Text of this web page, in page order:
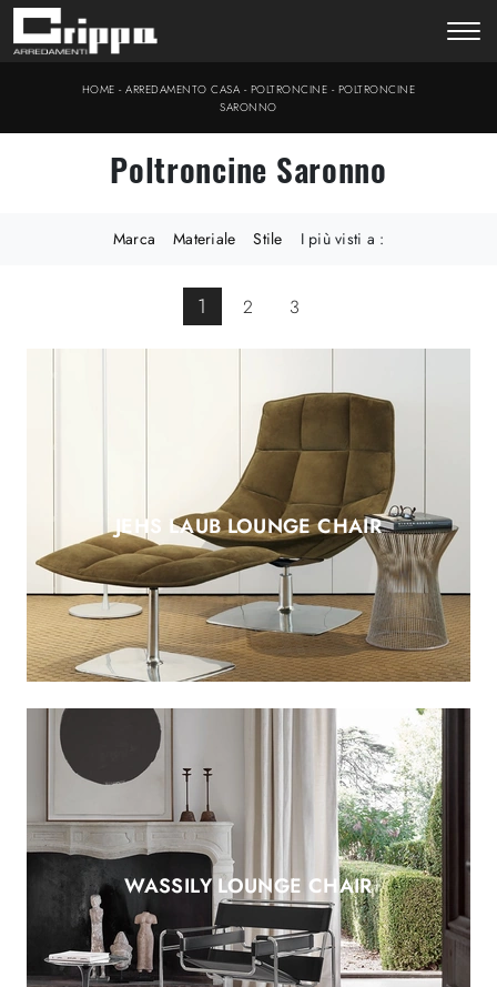
HOME -ARREDAMENTO CASA - POLTRONCINE - POLTRONCINE
SARONNO
Poltroncine Saronno
Marca Materiale Stile I più visti a :
1 2 3
JEHS LAUB LOUNGE CHAIR
WASSILY LOUNGE CHAIR